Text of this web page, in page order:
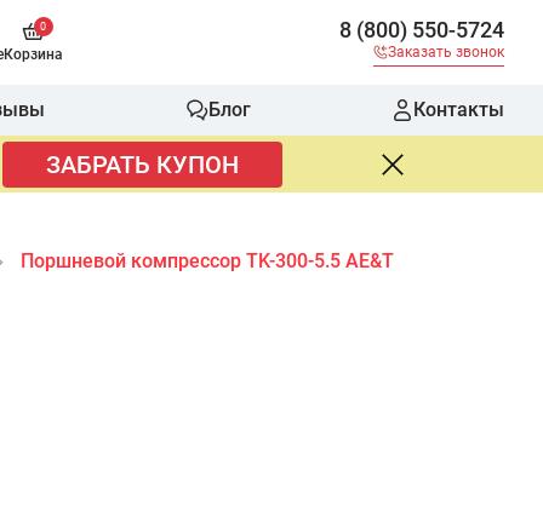
0
Корзина
8 (800) 550-5724
Заказать звонок
Блог Контакты
ЗАБРАТЬ КУПОН
Поршневой компрессор TK-300-5.5 AE&T